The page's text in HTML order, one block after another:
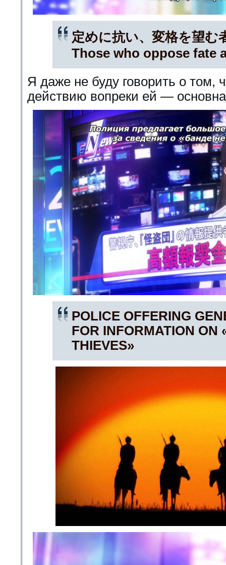
定めに抗い、変格を望む
Those who oppose fate
Я даже не буду говорить о том,
действию вопреки ей —
POLICE OFFERING
FOR INFORMATION ON
THIEVES»